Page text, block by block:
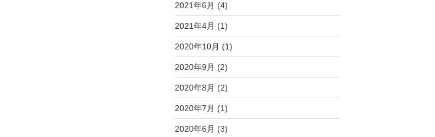
2021年6月 (4)
2021年4月 (1)
2020年10月 (1)
2020年9月 (2)
2020年8月 (2)
2020年7月 (1)
2020年6月 (3)